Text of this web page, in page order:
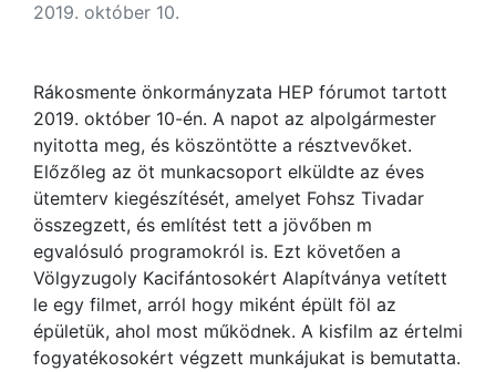
2019. október 10.
Rákosmente önkormányzata HEP fórumot tartott
2019. október 10-én. A napot az alpolgármester
nyitotta meg, és köszöntötte a résztvevőket.
Előzőleg az öt munkacsoport elküldte az éves
ütemterv kiegészítését, amelyet Fohsz Tivadar
összegzett, és említést tett a jövőben m
egvalósuló programokról is. Ezt követően a
Völgyzugoly Kacifántosokért Alapítványa vetített
le egy filmet, arról hogy miként épült föl az
épületük, ahol most működnek. A kisfilm az értelmi
fogyatékosokért végzett munkájukat is bemutatta.